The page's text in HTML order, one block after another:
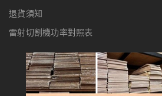
退貨須知
雷射切割機功率對照表